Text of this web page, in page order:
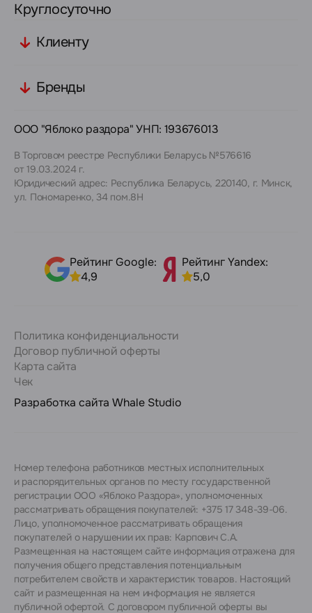
Круглосуточно
Клиенту
Бренды
ООО "Яблоко раздора" УНП: 193676013
В Торговом реестре Республики Беларусь №576616
от 19.03.2024 г.
Юридический адрес: Республика Беларусь, 220140, г. Минск,
ул. Пономаренко, 34 пом.8Н
Рейтинг Google:
4,9
Рейтинг Yandex:
5,0
Политика конфиденциальности
Договор публичной оферты
Карта сайта
Чек
Разработка сайта Whale Studio
Номер телефона работников местных исполнительных
и распорядительных органов по месту государственной
регистрации ООО «Яблоко Раздора», уполномоченных
рассматривать обращения покупателей: +375 17 348-39-06.
Лицо, уполномоченное рассматривать обращения
покупателей о нарушении их прав: Карпович С.А.
Размещенная на настоящем сайте информация отражена для
получения общего представления потенциальным
потребителем свойств и характеристик товаров. Настоящий
сайт и размещенная на нем информация не является
публичной офертой. С договором публичной оферты вы